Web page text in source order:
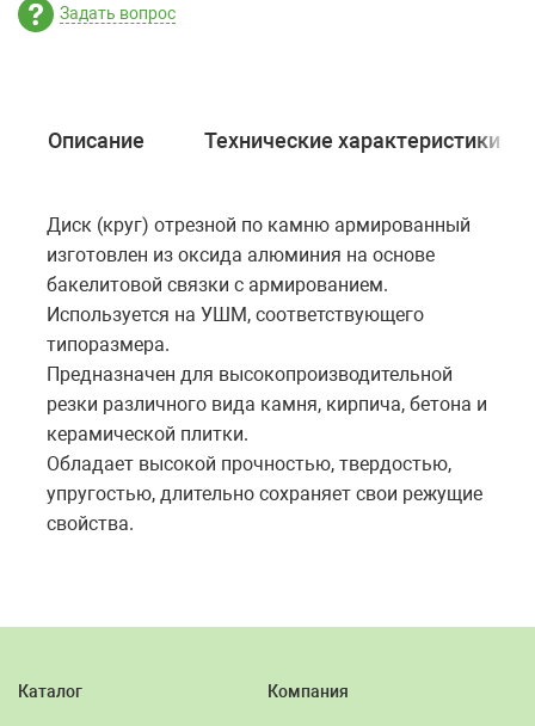
Задать вопрос
Описание Технические характеристики
Диск (круг) отрезной по камню армированный
изготовлен из оксида алюминия на основе
бакелитовой связки с армированием.
Используется на УШМ, соответствующего
типоразмера.
Предназначен для высокопроизводительной
резки различного вида камня, кирпича, бетона и
керамической плитки.
Обладает высокой прочностью, твердостью,
упругостью, длительно сохраняет свои режущие
свойства.
Каталог Компания